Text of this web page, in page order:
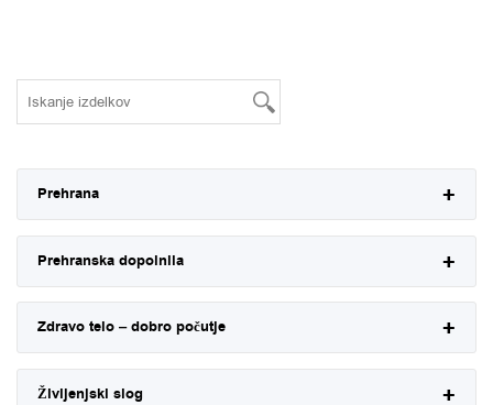
Prehrana
Prehranska dopolnila
Zdravo telo – dobro počutje
Življenjski slog